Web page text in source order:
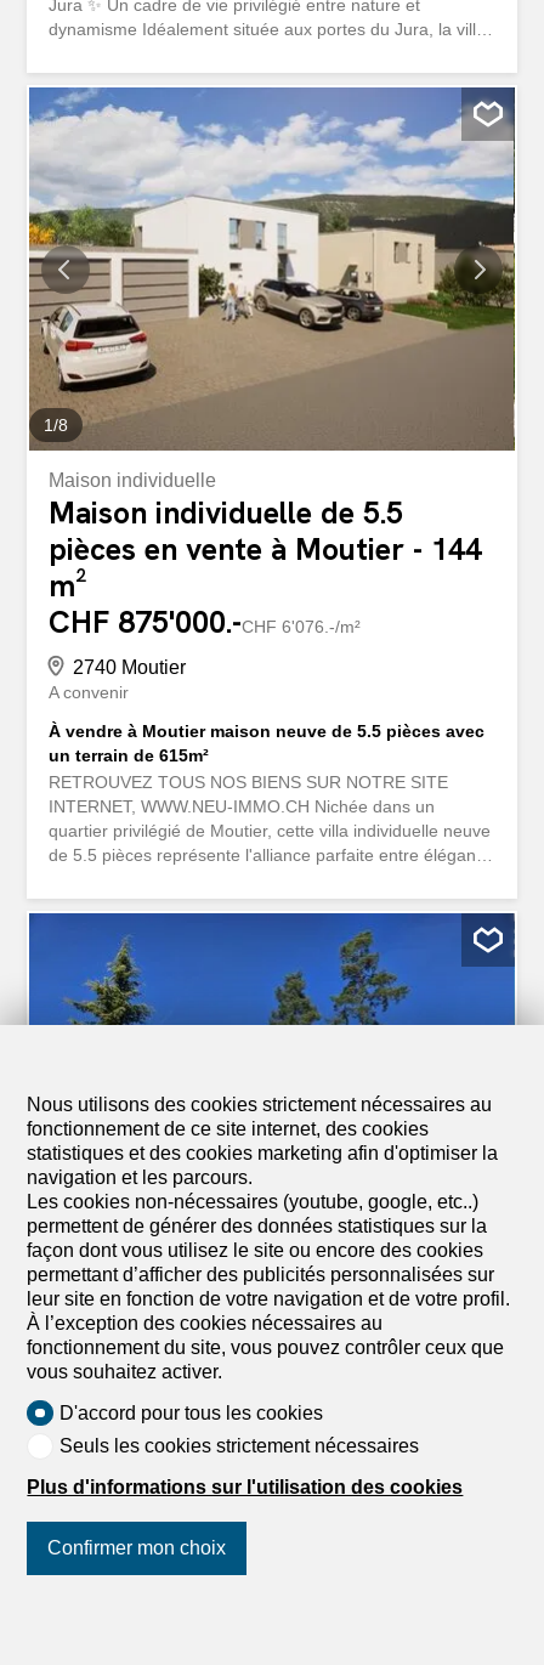
Jura ✨ Un cadre de vie privilégié entre nature et
dynamisme Idéalement située aux portes du Jura, la ville
tranquillité, nature et infrastructures modernes. Depuis
son rattachement officiel au canton du Jura au 1er janvier
2026, la commune renforce son attractivité et son identité
régionale. ? Environnement verdoyant et paisible ?️ Ville à
taille humaine, conviviale et dynamique ? Tissu
économique solide et diversifié ? Activités culturelles et
sportives variées ⸻ ? APPARTEMENT 5.5 PIÈCES
EN PPE – 150 M² Confort, volumes et luminosité
exceptionnelle MEILY Investissements Immobiliers vous
propose en exclusivité ce superbe appartement de
standing, situé dans un immeuble soigné avec ascenseur,
au sein d’un quartier calme et recherché. ? Situation
idéale À proximité immédiate des écoles, commerces et...
1/8
Maison individuelle
Maison individuelle de 5.5
pièces en vente à Moutier - 144
m²
CHF 875'000.-CHF 6'076.-/m²
2740 Moutier
A convenir
À vendre à Moutier maison neuve de 5.5 pièces avec
un terrain de 615m²
RETROUVEZ TOUS NOS BIENS SUR NOTRE SITE
INTERNET, WWW.NEU-IMMO.CH Nichée dans un
quartier privilégié de Moutier, cette villa individuelle neuve
de 5.5 pièces représente l'alliance parfaite entre élégance
chaussée s’ouvre sur un hall d’entrée et de distribution,
menant à un vaste espace de vie lumineux comprenant
séjour, salle à manger et cuisine ouverte, parfait pour
partager des moments conviviaux. Ce niveau dispose
également d’une salle d’eau équipée d’une douche, WC,
lavabo et fenêtre, ainsi que d’un économat offrant un
distribution dessert quatre chambres confortables dont
une qui bénéficie d’un dressing attenant. Une salle de
bain spacieuse, équipée d’une baignoire, d’une douche,
d’un WC, d’un double lavabo et d’une fenêtre, complète
ce niveau. Cette maison bien agencée...
1/13
Villa
Villa de 5.5 pièces en vente à
Moutier - Réf V3392
CHF 980'000.-
2740 Moutier
A convenir
Villa, Moutier - 980000
Description Villa familiale de 5½ pièces. Construction :
Nous utilisons des cookies strictement nécessaires au
fonctionnement de ce site internet, des cookies
statistiques et des cookies marketing afin d'optimiser la
navigation et les parcours.
Les cookies non-nécessaires (youtube, google, etc..)
permettent de générer des données statistiques sur la
façon dont vous utilisez le site ou encore des cookies
permettant d’afficher des publicités personnalisées sur
leur site en fonction de votre navigation et de votre profil.
À l’exception des cookies nécessaires au
fonctionnement du site, vous pouvez contrôler ceux que
vous souhaitez activer.
D'accord pour tous les cookies
Seuls les cookies strictement nécessaires
Plus d'informations sur l'utilisation des cookies
Confirmer mon choix